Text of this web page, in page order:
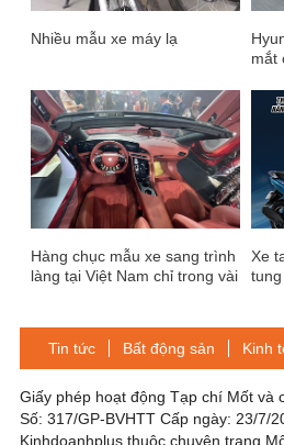
Nhiều mẫu xe máy lạ
mắt
Hàng chục mẫu xe sang trình
làng tại Việt Nam chỉ trong vài
Xe
Tin tức Bất động sản Kinh
Giấy phép hoạt động Tạp chí Mốt và
Số: 317/GP-BVHTT Cấp ngày: 23/7/
Kinhdoanhplus thuộc chuyên trang